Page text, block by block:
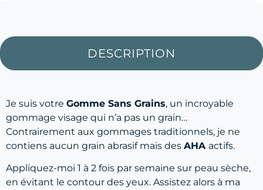
DESCRIPTION
Je suis votre Gomme Sans Grains, un incroyable
gommage visage qui n’a pas un grain…
Contrairement aux gommages traditionnels, je ne
contiens aucun grain abrasif mais des AHA actifs.
Appliquez-moi 1 à 2 fois par semaine sur peau sèche,
en évitant le contour des yeux. Assistez alors à ma